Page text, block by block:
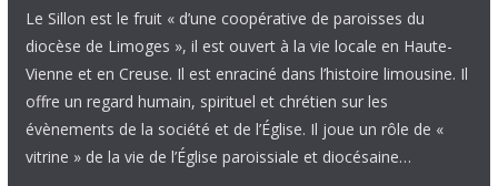
Le Sillon est le fruit « d’une coopérative de paroisses du
diocèse de Limoges », il est ouvert à la vie locale en Haute-
Vienne et en Creuse. Il est enraciné dans l’histoire limousine. Il
offre un regard humain, spirituel et chrétien sur les
évènements de la société et de l’Église. Il joue un rôle de «
vitrine » de la vie de l’Église paroissiale et diocésaine…